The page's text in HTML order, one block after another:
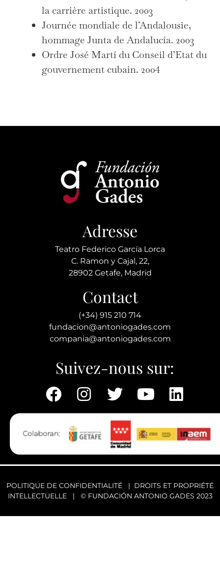
la carrière artistique. 2003
Journée mondiale de l’Andalousie,
hommage Junta de Andalucía. 2003
Ordre José Martí du Conseil d’Etat du
gouvernement cubain. 2004
Adresse
Teatro Federico García Lorca
C. Ramon y Cajal, 22,
28902 Getafe, Madrid
Contact
(+34) 915 210 714
fundacion@antoniogades.com
compania@antoniogades.com
Suivez-nous sur:
POLITIQUE DE CONFIDENTIALITÉ | DROITS ET PROPRIÉTÉ
INTELLECTUELLE| © FUNDACIÓN ANTONIO GADES 2023